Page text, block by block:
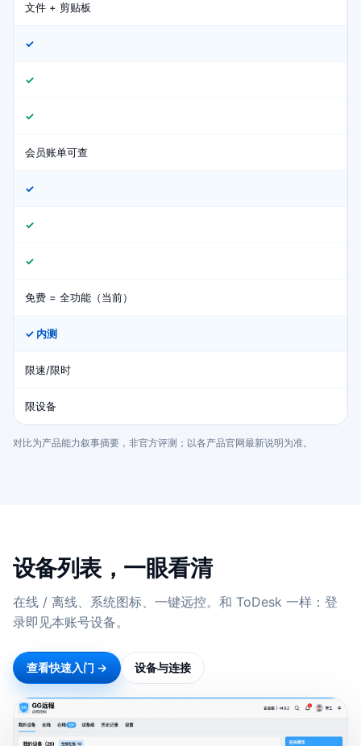
文件 + 剪贴板
✓
✓
✓
会员账单可查
✓
✓
✓
免费 = 全功能（当前）
✓ 内测
限速/限时
限设备
对比为产品能力叙事摘要，非官方评测；以各产品官网最新说明为准。
设备列表，一眼看清
在线 / 离线、系统图标、一键远控。和 ToDesk 一样：登
录即见本账号设备。
查看快速入门 → 设备与连接